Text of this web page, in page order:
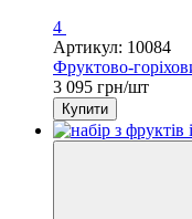
4
Артикул: 10084
Фруктово-
3 095 грн/шт
Купити